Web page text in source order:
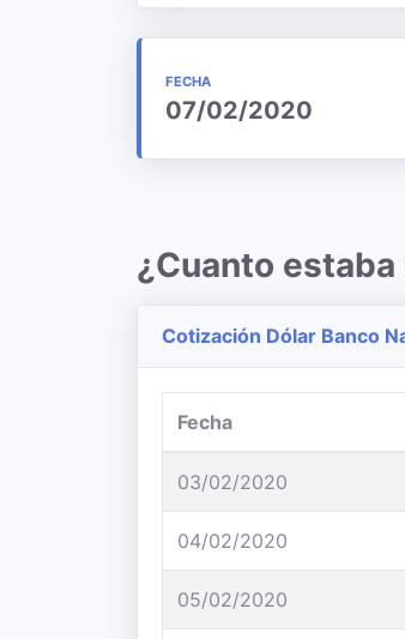
FECHA
07/02/2020
¿Cuanto
Cotización Dólar Banco
Fecha
03/02/2020
04/02/2020
05/02/2020